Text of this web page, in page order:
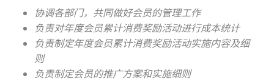
协调各部门，共同做好会员的管理工作
负责对年度会员累计消费奖励活动进行成本统计
负责制定年度会员累计消费奖励活动实施内容及细
则
负责制定会员的推广方案和实施细则